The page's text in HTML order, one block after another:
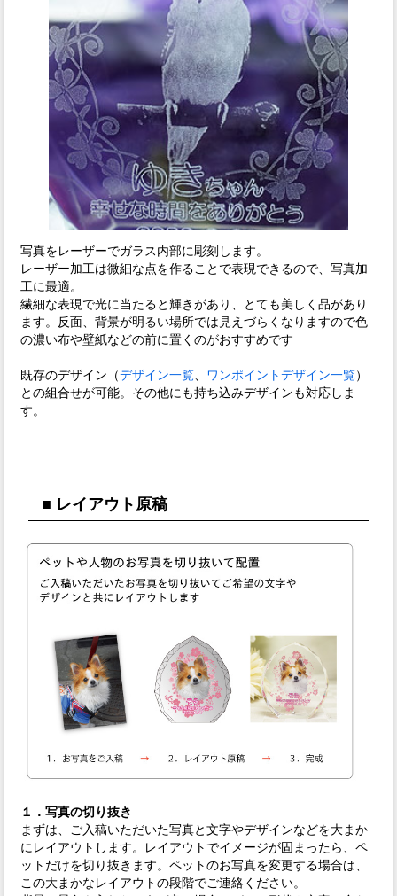
写真をレーザーでガラス内部に彫刻します。
レーザー加工は微細な点を作ることで表現できるので、写真加
工に最適。
繊細な表現で光に当たると輝きがあり、とても美しく品があり
ます。反面、背景が明るい場所では見えづらくなりますので色
の濃い布や壁紙などの前に置くのがおすすめです
既存のデザイン（デザイン一覧、 ワンポイントデザイン一覧）
との組合せが可能。その他にも持ち込みデザインも対応しま
す。
■ レイアウト原稿
１．写真の切り抜き
まずは、ご入稿いただいた写真と文字やデザインなどを大まか
にレイアウトします。レイアウトでイメージが固まったら、ペ
ットだけを切り抜きます。ペットのお写真を変更する場合は、
この大まかなレイアウトの段階でご連絡ください。